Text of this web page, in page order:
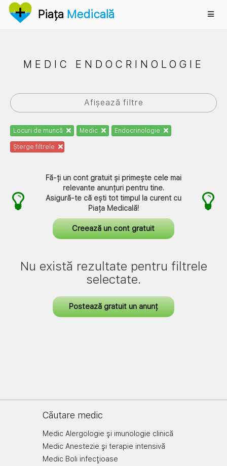
Piața Medicală
Anunțuri
MEDIC ENDOCRINOLOGIE
Afișează filtre
Locuri de muncă Medic Endocrinologie
Șterge filtrele
Fă-ți un cont gratuit și primește cele mai
relevante anunțuri pentru tine.
Asigură-te că ești tot timpul la curent cu
Piața Medicală!
Creează un cont gratuit
Nu există rezultate pentru filtrele
selectate.
Postează gratuit un anunț
Căutare medic
Medic Alergologie şi imunologie clinică
Medic Anestezie şi terapie intensivă
Medic Boli infecţioase